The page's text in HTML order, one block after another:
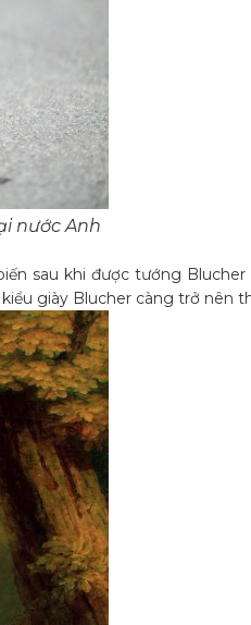
nước Anh
sau khi được tướng
giày Blucher càng trở nên